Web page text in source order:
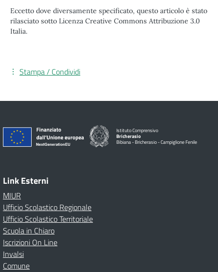
Eccetto dove diversamente specificato, questo articolo è stato
rilasciato sotto Licenza Creative Commons Attribuzione 3.0
Italia.
Stampa / Condividi
Istituto Comprensivo
Bricherasio
Bibiana - Bricherasio - Campiglione Fenile
Link Esterni
MIUR
Ufficio Scolastico Regionale
Ufficio Scolastico Territoriale
Scuola in Chiaro
Iscrizioni On Line
Invalsi
Comune